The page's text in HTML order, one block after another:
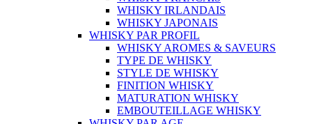
WHISKY IRLANDAIS
WHISKY JAPONAIS
WHISKY PAR PROFIL
WHISKY AROMES & SAVEURS
TYPE DE WHISKY
STYLE DE WHISKY
FINITION WHISKY
MATURATION WHISKY
EMBOUTEILLAGE WHISKY